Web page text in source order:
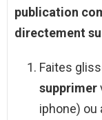
publication
directement
Faites
supprimer
iphone) ou